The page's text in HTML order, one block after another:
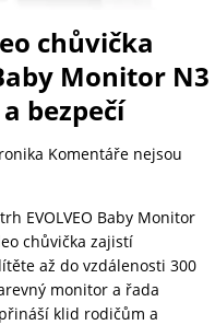
chůvička
Monitor N3
bezpečí
Komentáře nejsou
EVOLVEO Baby Monitor
chůvička zajistí
až do vzdálenosti 300
monitor a řada
klid rodičům a